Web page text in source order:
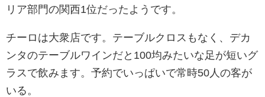
リア部門の関西1位だったようです。
チーロは大衆店です。テーブルクロスもなく、デカ
ンタのテーブルワインだと100均みたいな足が短いグ
ラスで飲みます。予約でいっぱいで常時50人の客が
いる。